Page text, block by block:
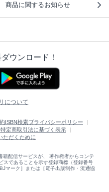
商品に関するお知らせ
ウンロード！
について
ISBN検索プライバシーポリシー
特定商取引法に基づく表示
ただくために
配信サービスが、 著作権者からコンテ
スであることを示す登録商標（登録番号
マーク］または［電子出版制作・流通協